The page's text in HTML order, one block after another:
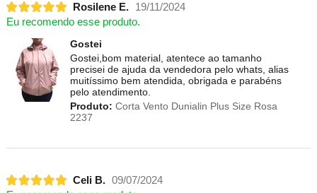
Rosilene E.
19/11/2024
Eu recomendo esse produto.
Gostei
Gostei,bom material, atentece ao tamanho
precisei de ajuda da vendedora pelo whats, alias
muitíssimo bem atendida, obrigada e parabéns
pelo atendimento.
Produto: Corta Vento Dunialin Plus Size Rosa
2237
Celi B. 09/07/2024